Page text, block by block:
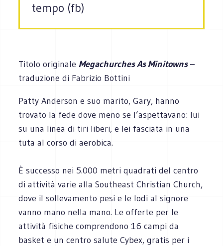
tempo (fb)
Titolo originaleMegachurches As Minitowns–
traduzione di Fabrizio Bottini
Patty Anderson e suo marito, Gary, hanno
trovato la fede dove meno se l’aspettavano: lui
su una linea di tiri liberi, e lei fasciata in una
tuta al corso di aerobica.
È successo nei 5.000 metri quadrati del centro
di attività varie alla Southeast Christian Church,
dove il sollevamento pesi e le lodi al signore
vanno mano nella mano. Le offerte per le
attività fisiche comprendono 16 campi da
basket e un centro salute Cybex, gratis per i